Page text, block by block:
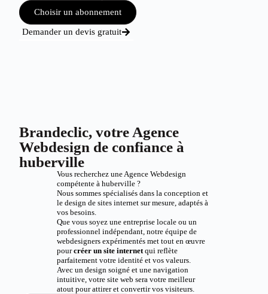
Choisir un abonnement
Demander un devis gratuit
Brandeclic, votre Agence
Webdesign de confiance à
huberville
Vous recherchez une Agence Webdesign
compétente à huberville ?
Nous sommes spécialisés dans la conception et
le design de sites internet sur mesure, adaptés à
vos besoins.
Que vous soyez une entreprise locale ou un
professionnel indépendant, notre équipe de
webdesigners expérimentés met tout en œuvre
pourcréer un site internetqui reflète
parfaitement votre identité et vos valeurs.
Avec un design soigné et une navigation
intuitive, votre site web sera votre meilleur
atout pour attirer et convertir vos visiteurs.